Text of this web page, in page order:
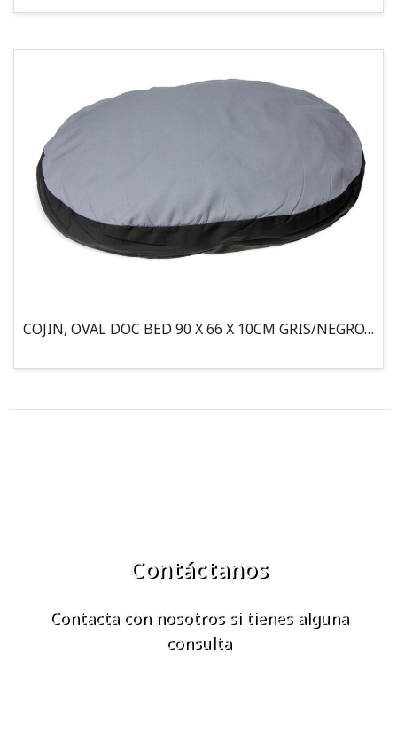
COJIN, OVAL DOC BED 90 X 66 X 10CM GRIS/NEGRO, 95°
Contáctanos
Contacta con nosotros si tienes alguna
consulta